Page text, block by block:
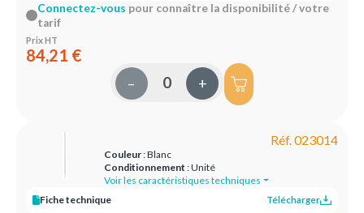
Connectez-vous pour connaître la disponibilité / votre
tarif
Prix HT
84,21 €
– +
Réf. 023014
Couleur: Blanc
Conditionnement : Unité
Voir les caractéristiques techniques
Fiche technique
Télécharger